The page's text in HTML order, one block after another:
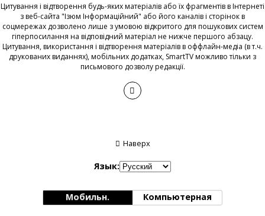
Цитування і відтворення будь-яких матеріалів або їх фрагментів в Інтернеті
з веб-сайта "Ізюм Інформаційний" або його каналів і сторінок в
соцмережах дозволено лише з умовою відкритого для пошукових систем
гіперпосилання на відповідний матеріал не нижче першого абзацу.
Цитування, використання і відтворення матеріалів в оффлайн-медіа (в т.ч.
друкованих виданнях), мобільних додатках, SmartTV можливо тільки з
письмового дозволу редакції.
Наверх
Язык:
Мобильн. Компьютерная